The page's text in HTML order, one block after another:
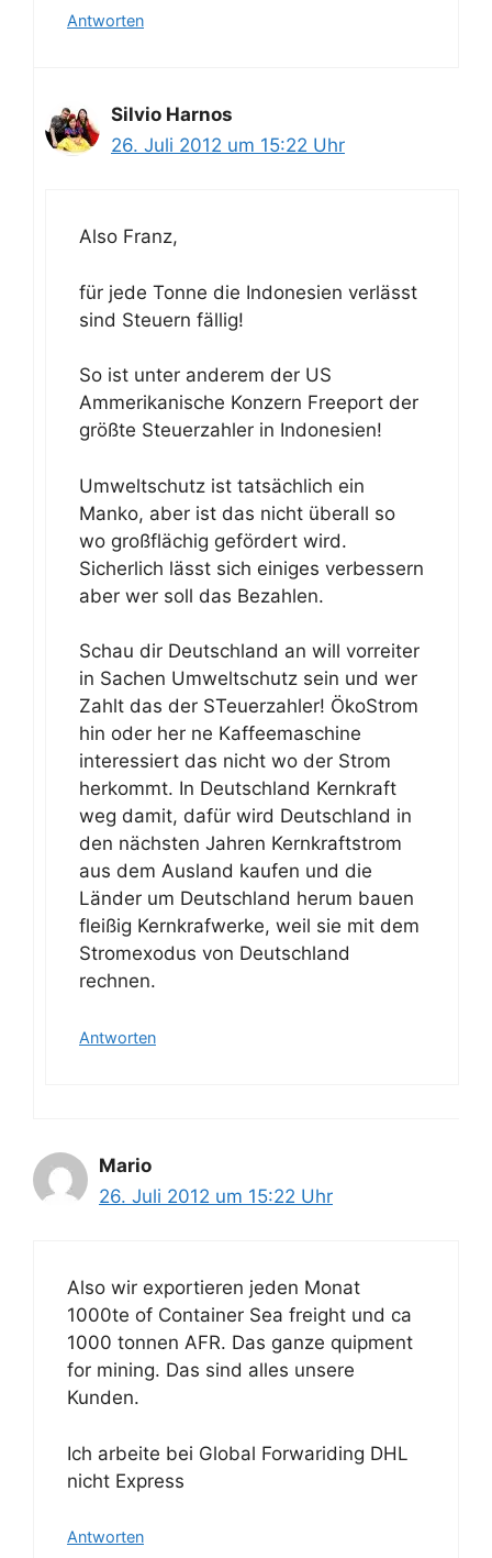
Antworten
Silvio Harnos
26. Juli 2012 um 15:22 Uhr
Also Franz,
für jede Tonne die Indonesien verlässt
sind Steuern fällig!
So ist unter anderem der US
Ammerikanische Konzern Freeport der
größte Steuerzahler in Indonesien!
Umweltschutz ist tatsächlich ein
Manko, aber ist das nicht überall so
wo großflächig gefördert wird.
Sicherlich lässt sich einiges verbessern
aber wer soll das Bezahlen.
Schau dir Deutschland an will vorreiter
in Sachen Umweltschutz sein und wer
Zahlt das der STeuerzahler! ÖkoStrom
hin oder her ne Kaffeemaschine
interessiert das nicht wo der Strom
herkommt. In Deutschland Kernkraft
weg damit, dafür wird Deutschland in
den nächsten Jahren Kernkraftstrom
aus dem Ausland kaufen und die
Länder um Deutschland herum bauen
fleißig Kernkrafwerke, weil sie mit dem
Stromexodus von Deutschland
rechnen.
Antworten
Mario
26. Juli 2012 um 15:22 Uhr
Also wir exportieren jeden Monat
1000te of Container Sea freight und ca
1000 tonnen AFR. Das ganze quipment
for mining. Das sind alles unsere
Kunden.
Ich arbeite bei Global Forwariding DHL
nicht Express
Antworten